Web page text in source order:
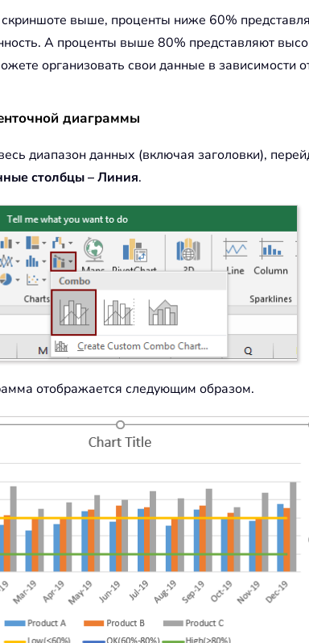
выше, проценты ниже 60%
А проценты выше 80% представляют
организовать свои данные в зависимости
диаграммы
диапазон данных (включая заголовки),
столбцы – Линия.
отображается следующим образом.